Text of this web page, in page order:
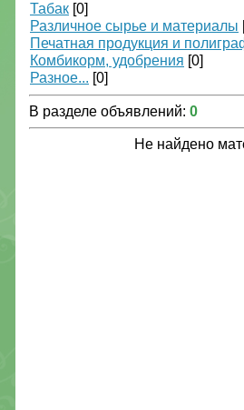
Табак [0]
Различное сырье и материалы
Печатная продукция и
Комбикорм, удобрения [0]
Разное... [0]
В разделе объявлений: 0
Не найдено